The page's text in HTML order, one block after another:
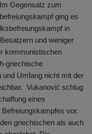
Gegensatz zum
ging es
in
und weniger
kommunistischen
griechische
und Umfang nicht mit der
Vukanović schlug
eines
Befreiungskampfes vor.
griechischen als auch